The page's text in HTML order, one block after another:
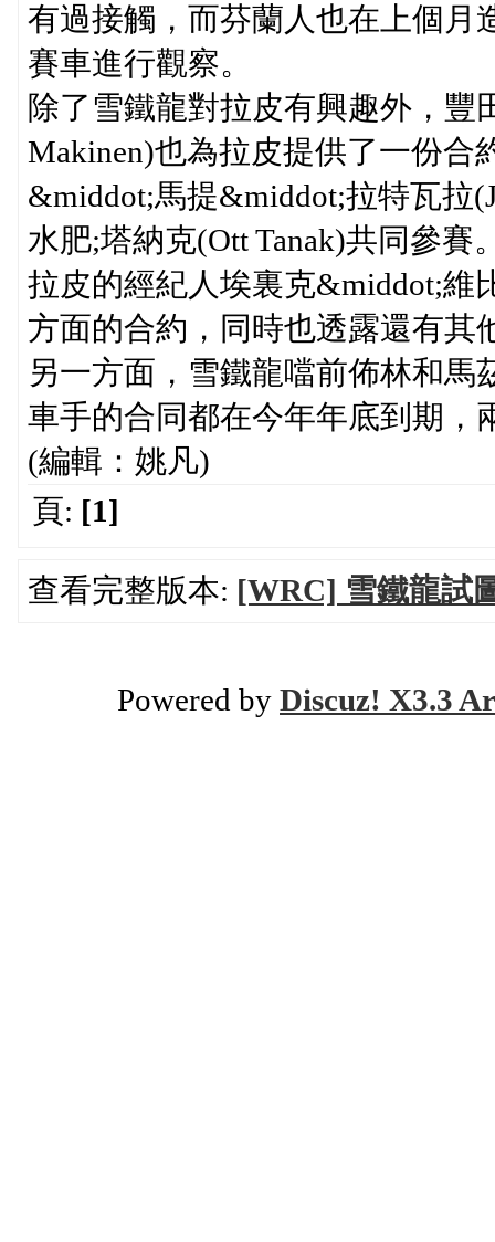
有過接觸，而芬蘭人也在上個月
賽車進行觀察。
除了雪鐵龍對拉皮有興趣外，豐
Makinen)也為拉皮提供了一份合
&middot;馬提&middot;拉特瓦拉
水肥;塔納克(Ott Tanak)共同參賽
拉皮的經紀人埃裏克&middot;維
方面的合約，同時也透露還有其
另一方面，雪鐵龍噹前佈林和馬
車手的合同都在今年年底到期，
(編輯：姚凡)
頁: [1]
查看完整版本: [WRC] 雪鐵龍試
Powered by Discuz! X3.3